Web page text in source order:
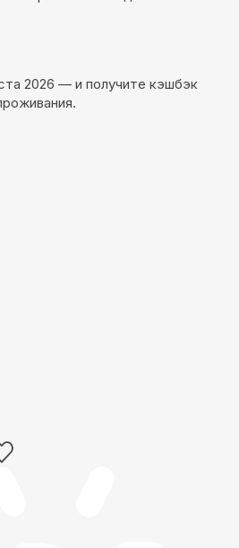
2026 — и получите кэшбэк